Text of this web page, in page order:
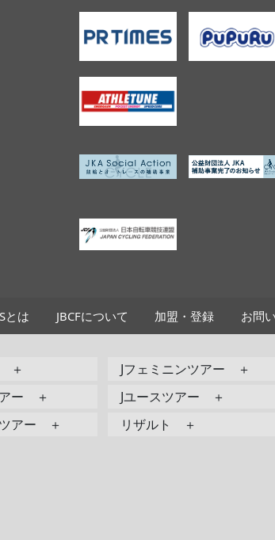
とは JBCFについて 加盟・登録 お問
＋
アー ＋
アー ＋
Jフェミニンツアー ＋
Jユースツアー ＋
リザルト ＋